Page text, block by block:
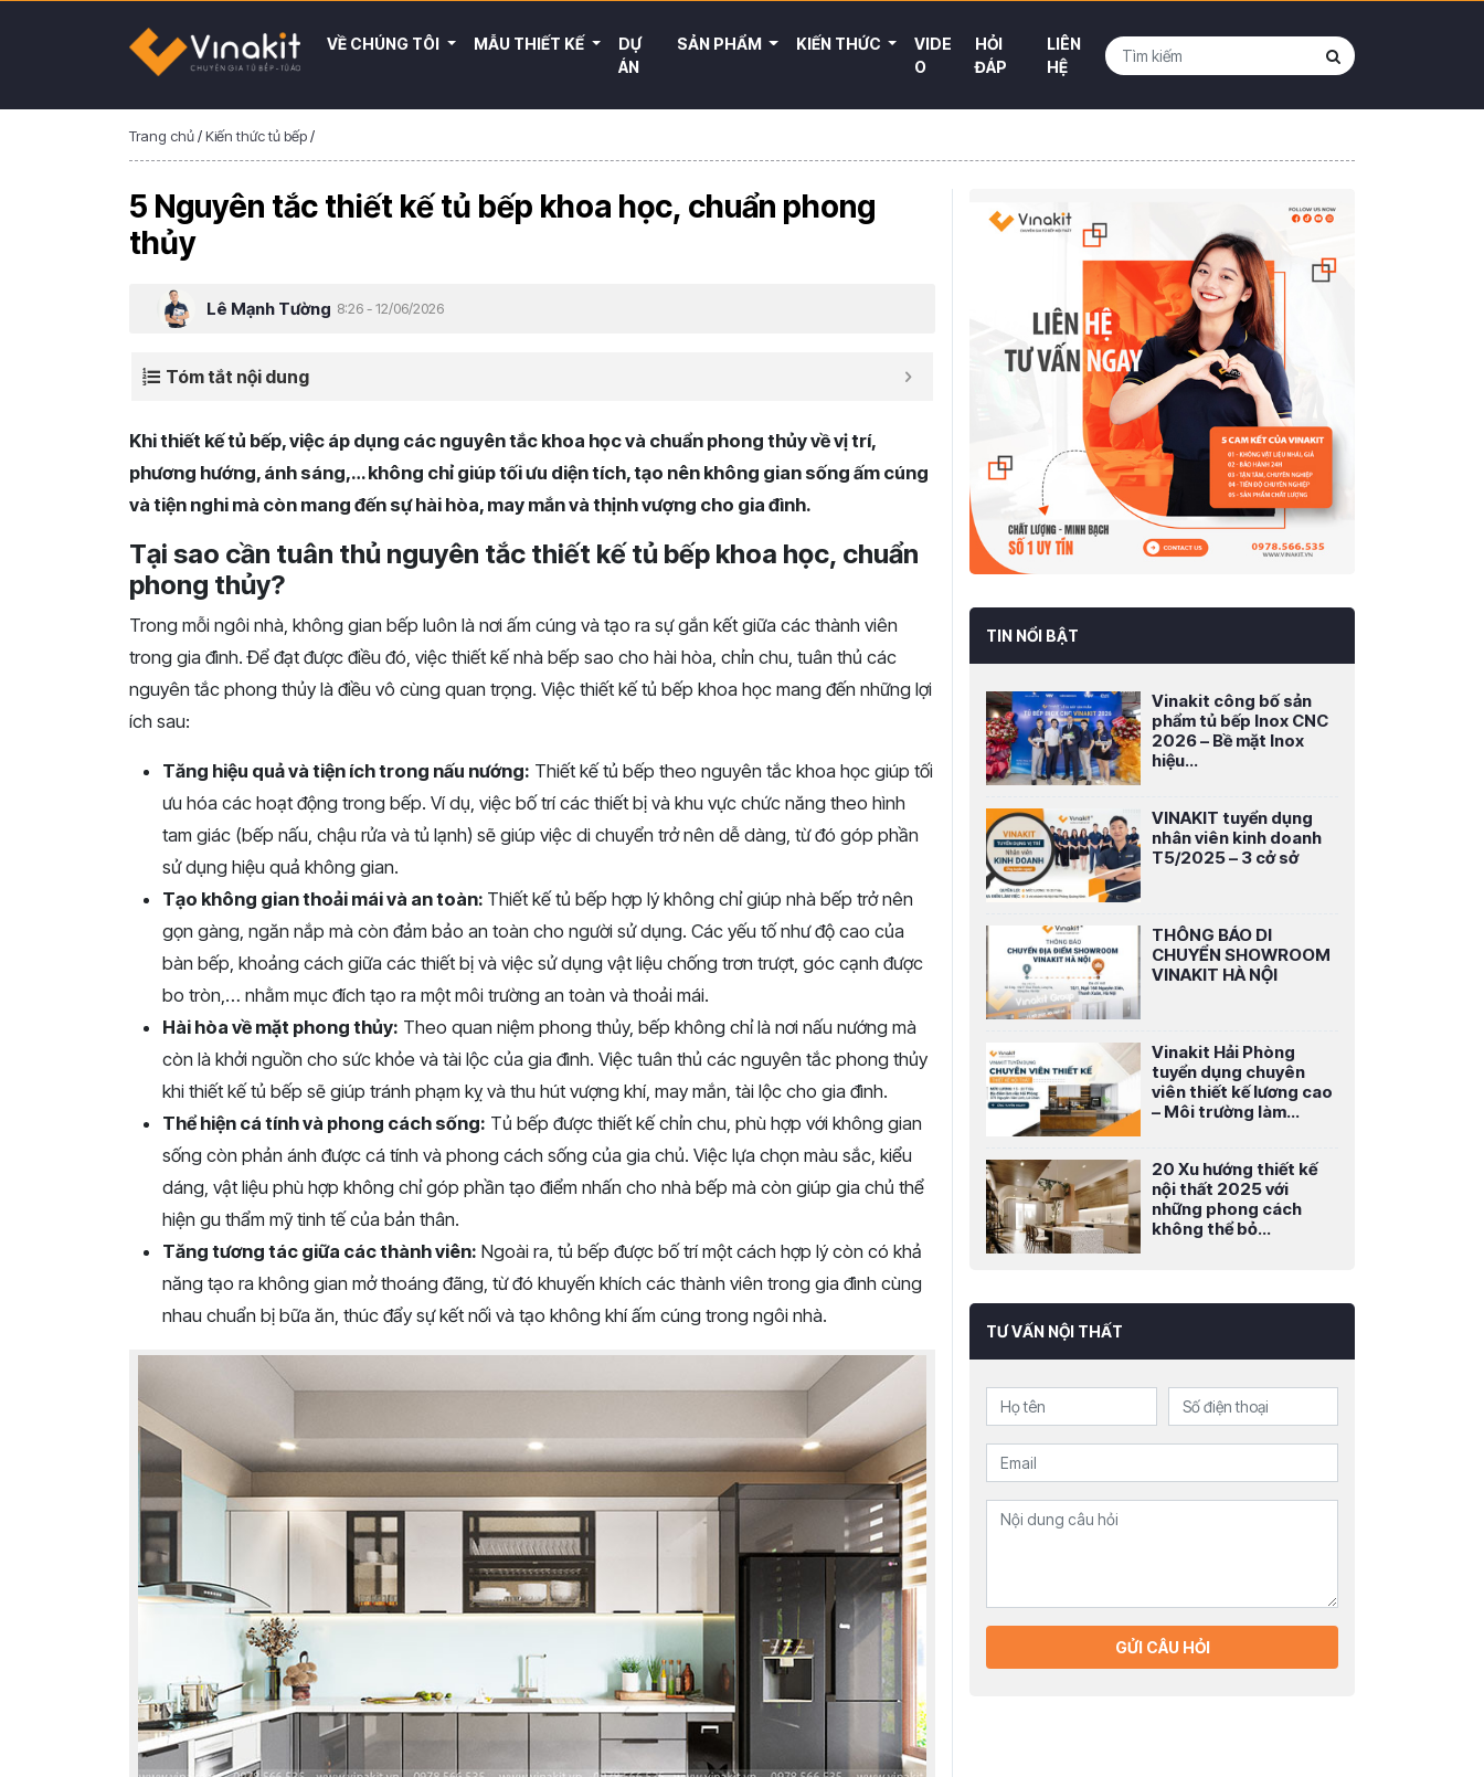
VỀ CHÚNG TÔI MẪU THIẾT KẾ
DỰ
ÁN
SẢN PHẨM KIẾN THỨC
VIDE
O
HỎI
ĐÁP
LIÊN
HỆ
Trang chủ/Kiến thức tủ bếp/
5 Nguyên tắc thiết kế tủ bếp khoa học, chuẩn phong
thủy
Lê Mạnh Tường 8:26 - 12/06/2026
Tóm tắt nội dung
Khi thiết kế tủ bếp, việc áp dụng các nguyên tắc khoa học và chuẩn phong thủy về vị trí,
phương hướng, ánh sáng,… không chỉ giúp tối ưu diện tích, tạo nên không gian sống ấm cúng
và tiện nghi mà còn mang đến sự hài hòa, may mắn và thịnh vượng cho gia đình.
Tại sao cần tuân thủ nguyên tắc thiết kế tủ bếp khoa học, chuẩn
phong thủy?
Trong mỗi ngôi nhà, không gian bếp luôn là nơi ấm cúng và tạo ra sự gắn kết giữa các thành viên
trong gia đình. Để đạt được điều đó, việc thiết kế nhà bếp sao cho hài hòa, chỉn chu, tuân thủ các
nguyên tắc phong thủy là điều vô cùng quan trọng. Việc thiết kế tủ bếp khoa học mang đến những lợi
ích sau:
Tăng hiệu quả và tiện ích trong nấu nướng: Thiết kế tủ bếp theo nguyên tắc khoa học giúp tối
ưu hóa các hoạt động trong bếp. Ví dụ, việc bố trí các thiết bị và khu vực chức năng theo hình
tam giác (bếp nấu, chậu rửa và tủ lạnh) sẽ giúp việc di chuyển trở nên dễ dàng, từ đó góp phần
sử dụng hiệu quả không gian.
Tạo không gian thoải mái và an toàn: Thiết kế tủ bếp hợp lý không chỉ giúp nhà bếp trở nên
gọn gàng, ngăn nắp mà còn đảm bảo an toàn cho người sử dụng. Các yếu tố như độ cao của
bàn bếp, khoảng cách giữa các thiết bị và việc sử dụng vật liệu chống trơn trượt, góc cạnh được
bo tròn,… nhằm mục đích tạo ra một môi trường an toàn và thoải mái.
Hài hòa về mặt phong thủy: Theo quan niệm phong thủy, bếp không chỉ là nơi nấu nướng mà
còn là khởi nguồn cho sức khỏe và tài lộc của gia đình. Việc tuân thủ các nguyên tắc phong thủy
khi thiết kế tủ bếp sẽ giúp tránh phạm kỵ và thu hút vượng khí, may mắn, tài lộc cho gia đình.
Thể hiện cá tính và phong cách sống: Tủ bếp được thiết kế chỉn chu, phù hợp với không gian
sống còn phản ánh được cá tính và phong cách sống của gia chủ. Việc lựa chọn màu sắc, kiểu
dáng, vật liệu phù hợp không chỉ góp phần tạo điểm nhấn cho nhà bếp mà còn giúp gia chủ thể
hiện gu thẩm mỹ tinh tế của bản thân.
Tăng tương tác giữa các thành viên: Ngoài ra, tủ bếp được bố trí một cách hợp lý còn có khả
năng tạo ra không gian mở thoáng đãng, từ đó khuyến khích các thành viên trong gia đình cùng
nhau chuẩn bị bữa ăn, thúc đẩy sự kết nối và tạo không khí ấm cúng trong ngôi nhà.
TIN NỔI BẬT
Vinakit công bố sản
phẩm tủ bếp Inox CNC
2026 – Bề mặt Inox
hiệu...
VINAKIT tuyển dụng
nhân viên kinh doanh
T5/2025 – 3 cở sở
THÔNG BÁO DI
CHUYỂN SHOWROOM
VINAKIT HÀ NỘI
Vinakit Hải Phòng
tuyển dụng chuyên
viên thiết kế lương cao
– Môi trường làm...
20 Xu hướng thiết kế
nội thất 2025 với
những phong cách
không thể bỏ...
TƯ VẤN NỘI THẤT
GỬI CÂU HỎI